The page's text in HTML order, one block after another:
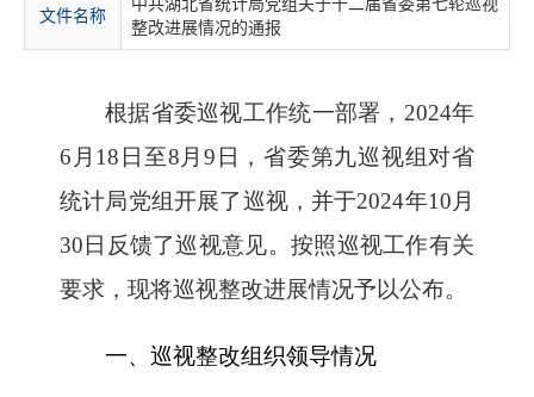
文件名称
整改进展情况的通报
根据省委巡视工作统一部署，2024年
6月18日至8月9日，省委第九巡视组对省
统计局党组开展了巡视，并于2024年10月
30日反馈了巡视意见。按照巡视工作有关
要求，现将巡视整改进展情况予以公布。
一、巡视整改组织领导情况